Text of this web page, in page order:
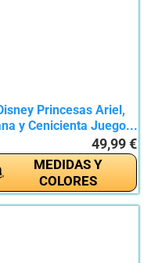
Princesas Ariel,
y Cenicienta Juego...
49,99 €
MEDIDAS Y
COLORES